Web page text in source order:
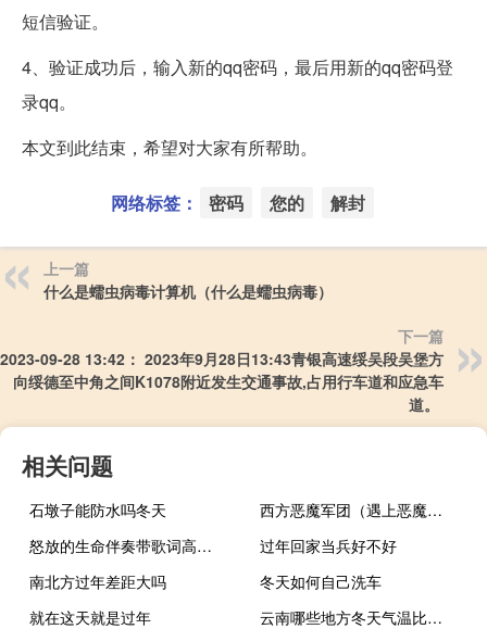
短信验证。
4、验证成功后，输入新的qq密码，最后用新的qq密码登
录qq。
本文到此结束，希望对大家有所帮助。
网络标签： 密码 您的 解封
上一篇
什么是蠕虫病毒计算机（什么是蠕虫病毒）
下一篇
2023-09-28 13:42： 2023年9月28日13:43青银高速绥吴段吴堡方
向绥德至中角之间K1078附近发生交通事故,占用行车道和应急车
道。 ​​​
相关问题
石墩子能防水吗冬天
西方恶魔军团（遇上恶魔军团）
怒放的生命伴奏带歌词高潮（怒放的生命伴奏）
过年回家当兵好不好
南北方过年差距大吗
冬天如何自己洗车
就在这天就是过年
云南哪些地方冬天气温比较高